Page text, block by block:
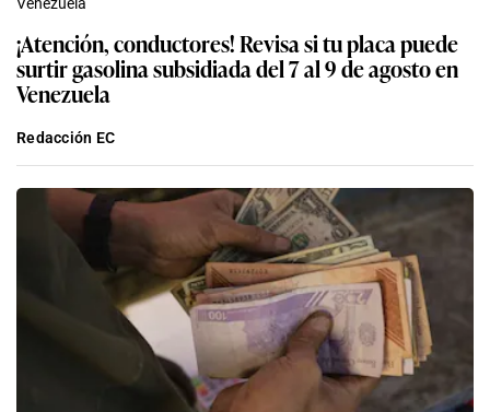
¡Atención, conductores! Revisa si tu placa puede
surtir gasolina subsidiada del 7 al 9 de agosto en
Venezuela
Redacción EC